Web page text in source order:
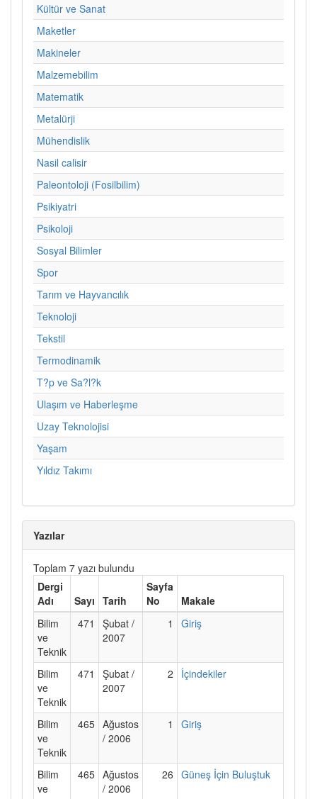
Kültür ve Sanat
Maketler
Makineler
Malzemebilim
Matematik
Metalürji
Mühendislik
Nasil calisir
Paleontoloji (Fosilbilim)
Psikiyatri
Psikoloji
Sosyal Bilimler
Spor
Tarım ve Hayvancılık
Teknoloji
Tekstil
Termodinamik
T?p ve Sa?l?k
Ulaşım ve Haberleşme
Uzay Teknolojisi
Yaşam
Yıldız Takımı
Yazılar
Toplam 7 yazı bulundu
Dergi
Adı
Sayı Tarih
Sayfa
No
Makale
Bilim
ve
Teknik
471
Şubat /
2007
1 Giriş
Bilim
ve
Teknik
471
Şubat /
2007
2 İçindekiler
Bilim
ve
Teknik
465 Ağustos
/ 2006
1 Giriş
Bilim
ve
465 Ağustos
/ 2006
26 Güneş İçin Buluştuk